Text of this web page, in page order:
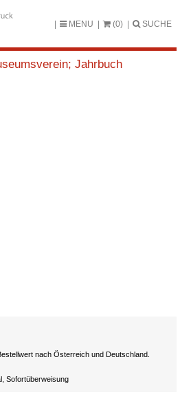
MENU (0) SUCHE
Jahrbuch
nach Österreich und Deutschland.
Sofortüberweisung